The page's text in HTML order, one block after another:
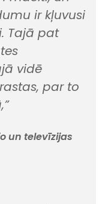
ir kļuvusi
Tajā pat
vidē
, par to
”
un televīzijas